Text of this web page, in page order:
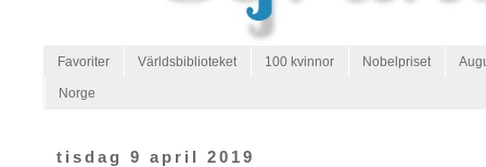
Favoriter Världsbiblioteket 100 kvinnor Nobelpriset
Norge
tisdag 9 april 2019